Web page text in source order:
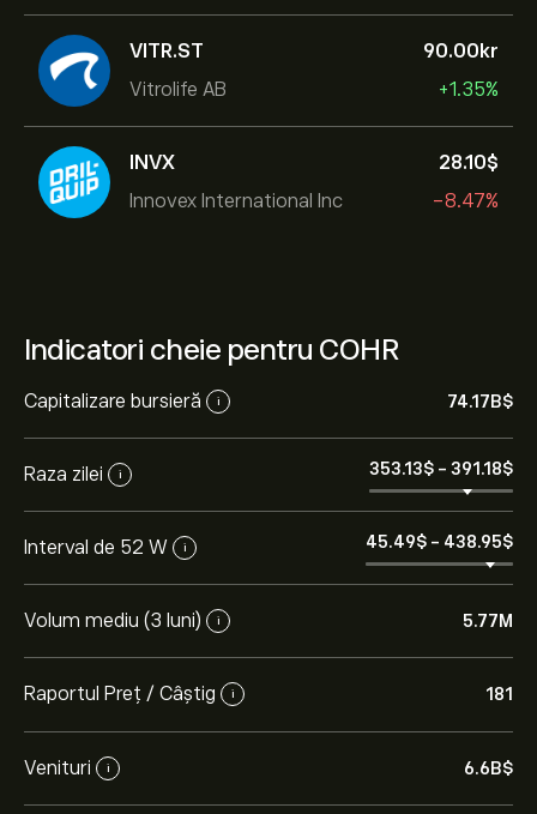
VITR.ST
Vitrolife AB
90.00‎kr‎
+1.35%
INVX
Innovex International Inc
28.10‎$‎
-8.47%
Indicatori cheie pentru COHR
Capitalizare bursieră i 74.17B‎$‎
Raza zilei i 353.13‎$‎ - 391.18‎$‎
Interval de 52 W i 45.49‎$‎ - 438.95‎$‎
Volum mediu (3 luni) i 5.77M
Raportul Preț / Câștig i 181
Venituri i 6.6B‎$‎